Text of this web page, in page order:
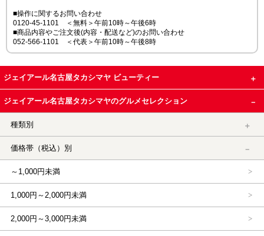
■操作に関するお問い合わせ
0120-45-1101 ＜無料＞午前10時～午後6時
■商品内容やご注文後(内容・配送など)のお問い合わせ
052-566-1101 ＜代表＞午前10時～午後8時
ジェイアール名古屋タカシマヤ ビューティー
ジェイアール名古屋タカシマヤのグルメセレクション
種類別
価格帯（税込）別
～1,000円未満
1,000円～2,000円未満
2,000円～3,000円未満